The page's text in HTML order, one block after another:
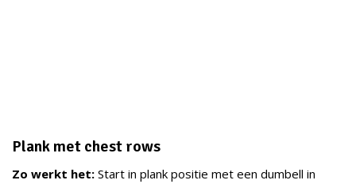
Plank met chest rows
Zo werkt het: Start in plank positie met een dumbell in